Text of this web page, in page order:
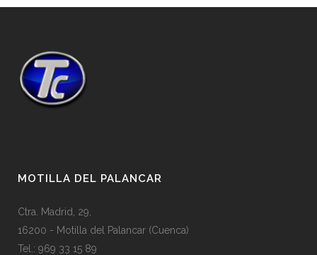
MOTILLA DEL PALANCAR
Ctra. Madrid, 29,
16200 - Motilla del Palancar (Cuenca)
Tel.: 969 33 15 89